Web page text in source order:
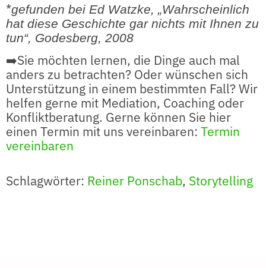
*gefunden bei Ed Watzke, „Wahrscheinlich
hat diese Geschichte gar nichts mit Ihnen zu
tun“, Godesberg, 2008
➡️Sie möchten lernen, die Dinge auch mal
anders zu betrachten? Oder wünschen sich
Unterstützung in einem bestimmten Fall? Wir
helfen gerne mit Mediation, Coaching oder
Konfliktberatung. Gerne können Sie hier
einen Termin mit uns vereinbaren: Termin
vereinbaren
Schlagwörter: Reiner Ponschab, Storytelling